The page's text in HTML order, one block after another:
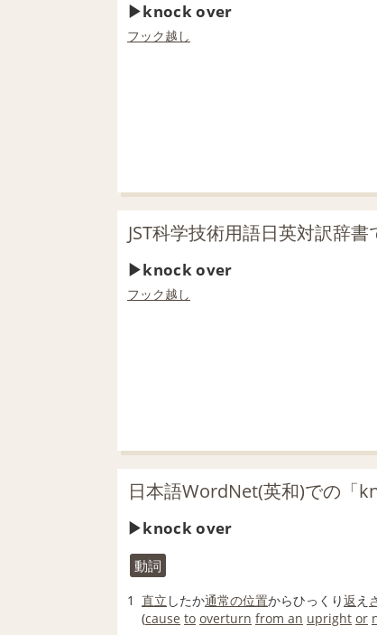
knock over
フック越し
JST科学技術用語日英対訳辞
knock over
フック越し
日本語WordNet(英和)での「
knock over
動詞
1 直立 したか通常の位置からひっくり返 え
(cause to overturn from an upright or